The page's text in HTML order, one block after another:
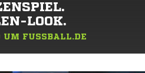
LOOK.
UM FUSSBALL.DE